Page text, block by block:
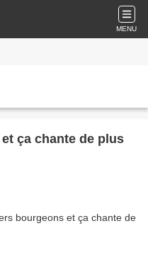
MENU
ça chante de plus